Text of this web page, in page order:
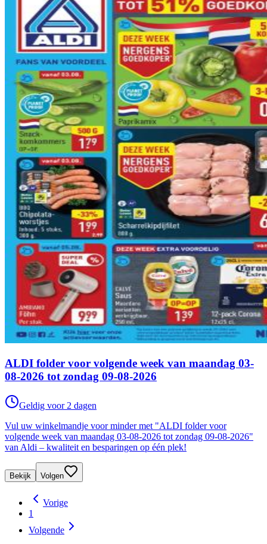
ALDI folder voor volgende week van maandag 03-
08-2026 tot zondag 09-08-2026
Geldig voor 2 dagen
Vul uw winkelmandje voor minder met "ALDI folder voor
volgende week van maandag 03-08-2026 tot zondag 09-08-2026"
van Aldi – kwaliteit en besparingen op één plek!
Bekijk Volgen
Vorige
1
Volgende